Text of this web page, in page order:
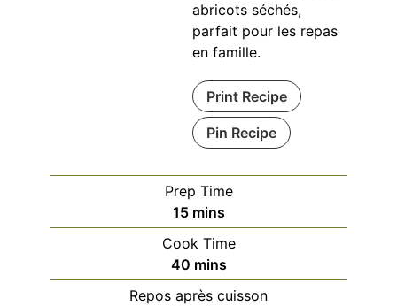
abricots séchés,
parfait pour les repas
en famille.
Print Recipe
Pin Recipe
Prep Time
15minutes
mins
Cook Time
40minutes
mins
Repos après cuisson